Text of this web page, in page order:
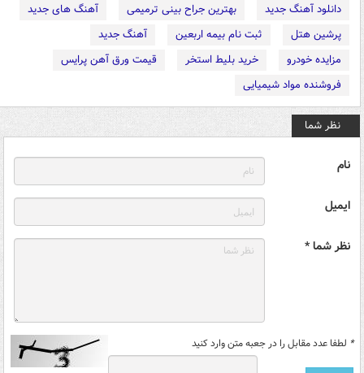
دانلود آهنگ جدید
بهترین جراح بینی ترمیمی
آهنگ های جدید
پرشین هتل
ثبت نام بیمه اربعین
آهنگ جدید
مزایده خودرو
خرید بلیط استخر
قیمت ورق آهن پرایس
فروشنده مواد شیمیایی
نظر شما
نام
ایمیل
نظر شما *
* لطفا عدد مقابل را در جعبه متن وارد کنید